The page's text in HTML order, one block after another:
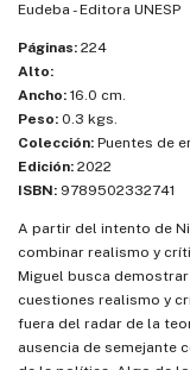
Eudeba - Editora UNESP
Páginas: 224
Alto:
Ancho: 16.0 cm.
Peso: 0.3 kgs.
Colección: Puentes de
Edición: 2022
ISBN: 9789502332741
A partir del intento de
combinar realismo y
Miguel busca
cuestiones realismo y
fuera del radar de la
ausencia de semejante